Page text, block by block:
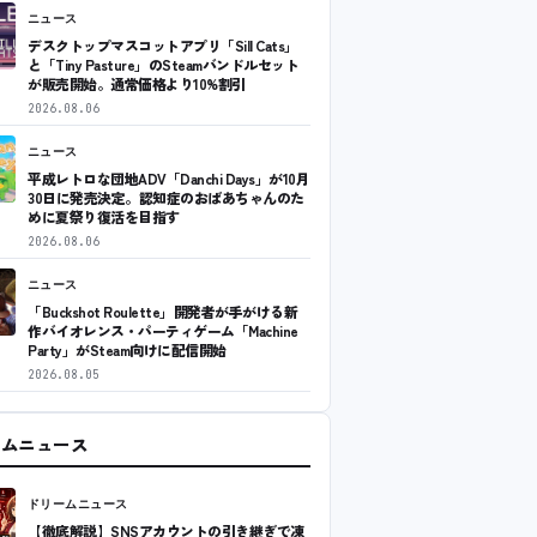
ニュース
デスクトップマスコットアプリ「Sill Cats」
と「Tiny Pasture」のSteamバンドルセット
が販売開始。通常価格より10%割引
2026.08.06
ニュース
平成レトロな団地ADV「Danchi Days」が10月
30日に発売決定。認知症のおばあちゃんのた
めに夏祭り復活を目指す
2026.08.06
ニュース
「Buckshot Roulette」開発者が手がける新
作バイオレンス・パーティゲーム「Machine
Party」がSteam向けに配信開始
2026.08.05
ニュース
ドリームニュース
【徹底解説】SNSアカウントの引き継ぎで凍